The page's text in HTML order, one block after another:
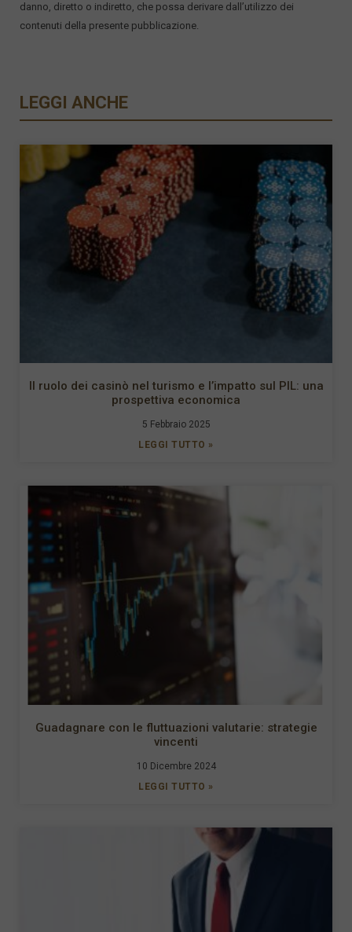
danno, diretto o indiretto, che possa derivare dall’utilizzo dei
contenuti della presente pubblicazione.
LEGGI ANCHE
Il ruolo dei casinò nel turismo e l’impatto sul PIL: una
prospettiva economica
5 Febbraio 2025
LEGGI TUTTO »
Guadagnare con le fluttuazioni valutarie: strategie
vincenti
10 Dicembre 2024
LEGGI TUTTO »